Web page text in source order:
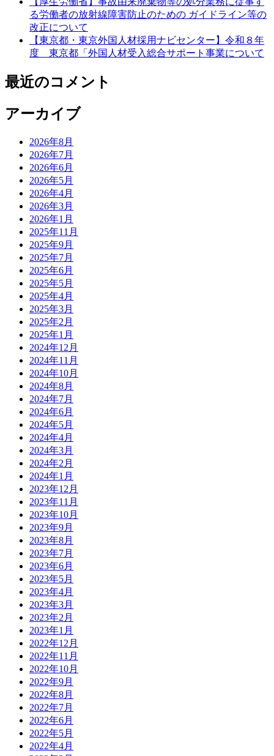
る労働者の放射線障害防止のための ガイドライン等の
改正について
【東京都・東京外国人材採用ナビセンター】令和８年
度 東京都「外国人材受入総合サポート事業について
最近のコメント
アーカイブ
2026年8月
2026年7月
2026年6月
2026年5月
2026年4月
2026年3月
2026年1月
2025年11月
2025年9月
2025年7月
2025年6月
2025年5月
2025年4月
2025年3月
2025年2月
2025年1月
2024年12月
2024年11月
2024年10月
2024年8月
2024年7月
2024年6月
2024年5月
2024年4月
2024年3月
2024年2月
2024年1月
2023年12月
2023年11月
2023年10月
2023年9月
2023年8月
2023年7月
2023年6月
2023年5月
2023年4月
2023年3月
2023年2月
2023年1月
2022年12月
2022年11月
2022年10月
2022年9月
2022年8月
2022年7月
2022年6月
2022年5月
2022年4月